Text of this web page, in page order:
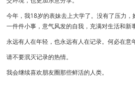
今年，我18岁的表妹去上大学了。没有了压力
一件件小事，意气风发的自我，充满对生活和新
永远有人在年轻，也永远有人在记录。何必在意
请不要泯灭记录的热情。
我会继续喜欢朋友圈那些鲜活的人类。